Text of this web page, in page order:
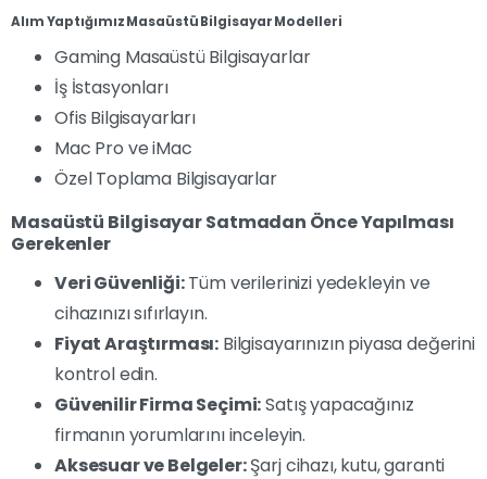
Alım Yaptığımız Masaüstü Bilgisayar Modelleri
Gaming Masaüstü Bilgisayarlar
İş İstasyonları
Ofis Bilgisayarları
Mac Pro ve iMac
Özel Toplama Bilgisayarlar
Masaüstü Bilgisayar Satmadan Önce Yapılması
Gerekenler
Veri Güvenliği:Tüm verilerinizi yedekleyin ve
cihazınızı sıfırlayın.
Fiyat Araştırması: Bilgisayarınızın piyasa değerini
kontrol edin.
Güvenilir Firma Seçimi:Satış yapacağınız
firmanın yorumlarını inceleyin.
Aksesuar ve Belgeler:Şarj cihazı, kutu, garanti